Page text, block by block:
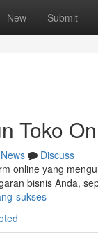
New Submit
Toko
News
Discuss
online yang
bisnis Anda,
sukses